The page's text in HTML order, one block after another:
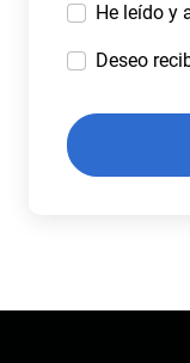
He leído y
Deseo